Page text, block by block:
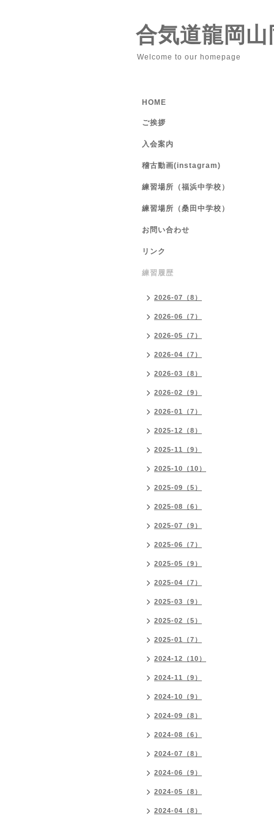
合気道龍岡山
Welcome to our homepage
HOME
ご挨拶
入会案内
稽古動画(instagram)
練習場所（福浜中学校）
練習場所（桑田中学校）
お問い合わせ
リンク
練習履歴
2026-07（8）
2026-06（7）
2026-05（7）
2026-04（7）
2026-03（8）
2026-02（9）
2026-01（7）
2025-12（8）
2025-11（9）
2025-10（10）
2025-09（5）
2025-08（6）
2025-07（9）
2025-06（7）
2025-05（9）
2025-04（7）
2025-03（9）
2025-02（5）
2025-01（7）
2024-12（10）
2024-11（9）
2024-10（9）
2024-09（8）
2024-08（6）
2024-07（8）
2024-06（9）
2024-05（8）
2024-04（8）